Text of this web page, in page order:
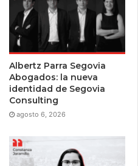
Albertz Parra Segovia
Abogados: la nueva
identidad de Segovia
Consulting
agosto 6, 2026